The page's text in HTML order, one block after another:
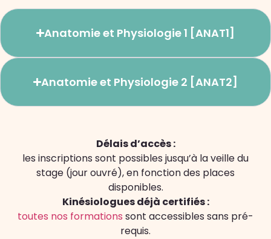
Anatomie et Physiologie 1 [ANAT1]
Anatomie et Physiologie 2 [ANAT2]
Délais d’accès :
les inscriptions sont possibles jusqu’à la veille du
stage (jour ouvré), en fonction des places
disponibles.
Kinésiologues déjà certifiés :
toutes nos formations sont accessibles sans pré-
requis.